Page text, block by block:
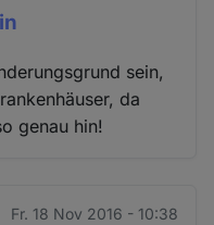
sein,
da
genau hin!
Fr. 18 Nov 2016 - 10:38